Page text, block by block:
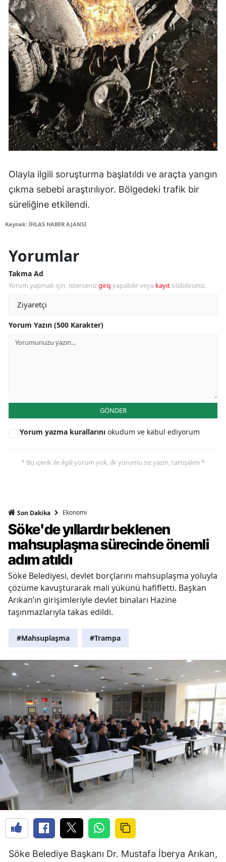
Olayla ilgili soruşturma başlatıldı ve araçta yangın
çıkma sebebi araştırılıyor. Bölgedeki trafik bir
süreliğine etkilendi.
Kaynak: İHLAS HABER AJANSI
Yorumlar
Takma Ad
Yorum yapmak için, istersenizgirişyapabilir veya kayıt olabilirsiniz.
Yorum Yazın (500 Karakter)
GÖNDER
Yorum yazma kurallarını okudum ve kabul ediyorum
* Bu içerik ile ilgili yorum yok, ilk yorumu siz yazın, tartışalım *
Son Dakika Ekonomi
Söke'de yıllardır beklenen
mahsuplaşma sürecinde önemli
adım atıldı
Söke Belediyesi, devlet borçlarını mahsuplaşma yoluyla
çözüme kavuşturarak mali yükünü hafifletti. Başkan
Arıkan’ın girişimleriyle devlet binaları Hazine
taşınmazlarıyla takas edildi.
#Mahsuplaşma #Trampa
Söke Belediye Başkanı Dr. Mustafa İberya Arıkan,